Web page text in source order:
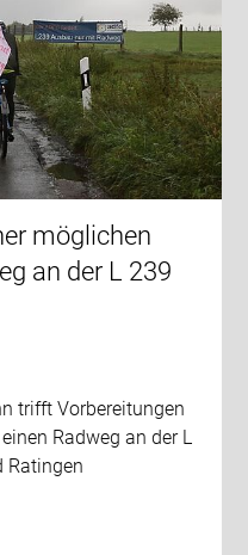
möglichen
an der L 239
trifft Vorbereitungen
Radweg an der L
Ratingen